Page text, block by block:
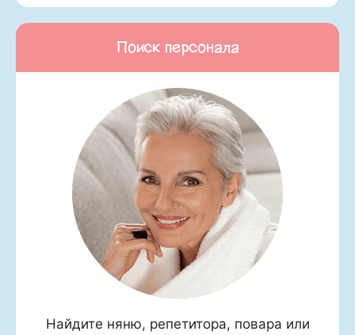
Поиск персонала
Найдите няню, репетитора, повара или